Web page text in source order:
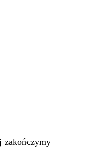
zakończymy